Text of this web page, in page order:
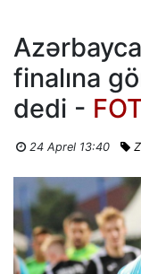
finalına
dedi -
24 Aprel 13:40